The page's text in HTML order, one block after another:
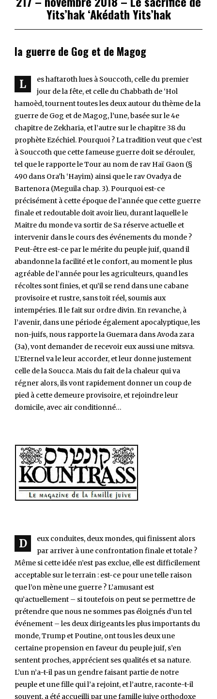
Yits’hak ‘Akédath Yits’hak
la guerre de Gog et de Magog
L
es haftaroth lues à Souccoth, celle du premier
jour de la fête, et celle du Chabbath de ‘Hol
hamoèd, tournent toutes les deux autour du thème de la
guerre de Gog et de Magog, l’une, basée sur le 4e
chapitre de Zekharia, et l’autre sur le chapitre 38 du
prophète Ezéchiel. Pourquoi ? La tradition veut que c’est
à Souccoth que cette fameuse guerre doit se dérouler,
tel que le rapporte le Tour au nom de rav Haï Gaon (§
490 dans Ora’h ‘Hayim) ainsi que le rav Ovadya de
Bartenora (Meguila chap. 3). Pourquoi est-ce
précisément à cette époque de l’année que cette guerre
finale et redoutable doit avoir lieu, durant laquelle le
Maitre du monde va sortir de Sa réserve actuelle et
intervenir dans le cours des événements du monde ?
Peut-être est-ce par le mérite du peuple juif, quand il
abandonne la facilité et le confort, au moment le plus
agréable de l’année pour les agriculteurs, quand les
récoltes sont finies, et qu’il se rend dans une cabane
provisoire et rustre, sans toit réel, soumis aux
intempéries. Il le fait sur ordre divin. En revanche, à
l’avenir, dans une période également apocalyptique, les
non-juifs, nous rapporte la Guemara dans Avoda zara
(3a), vont demander de recevoir eux aussi une mitsva.
L’Eternel va le leur accorder, et leur donne justement
celle de la Soucca. Mais du fait de la chaleur qui va
régner alors, ils vont rapidement donner un coup de
pied à cette demeure provisoire, et rejoindre leur
domicile, avec air conditionné…
D
eux conduites, deux mondes, qui finissent alors
par arriver à une confrontation finale et totale ?
Même si cette idée n’est pas exclue, elle est difficilement
acceptable sur le terrain : est-ce pour une telle raison
que l’on mène une guerre ? L’amusant est
qu’actuellement – si toutefois on peut se permettre de
prétendre que nous ne sommes pas éloignés d’un tel
événement – les deux dirigeants les plus importants du
monde, Trump et Poutine, ont tous les deux une
certaine propension en faveur du peuple juif, s’en
sentent proches, apprécient ses qualités et sa nature.
L’un n’a-t-il pas un gendre faisant partie de notre
peuple et une fille qui l’a rejoint, et l’autre, raconte-t-il
souvent, a été accueilli par une famille juive orthodoxe